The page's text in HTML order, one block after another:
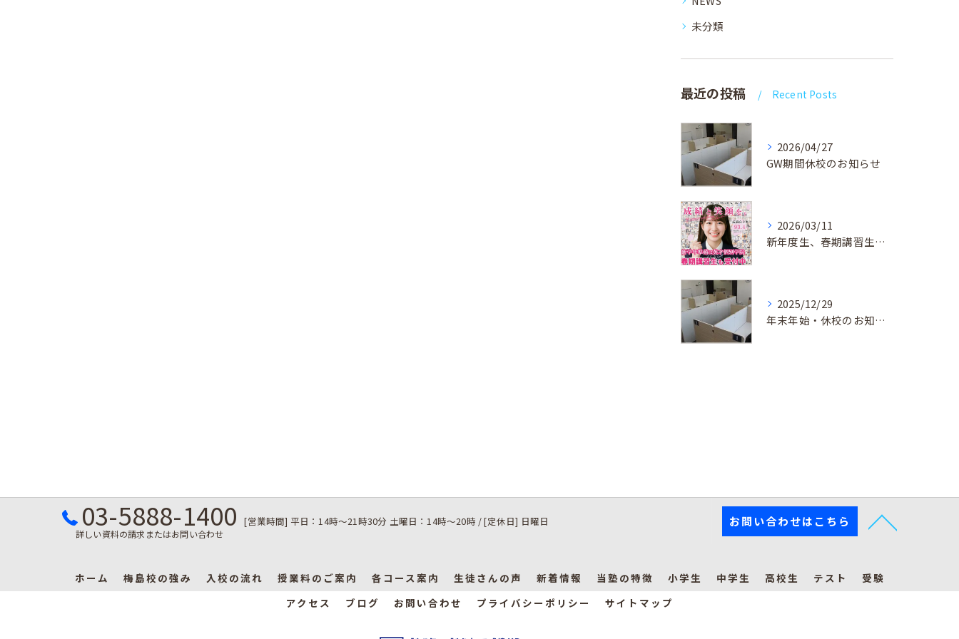
未分類
最近の投稿 Recent Posts
2026/04/27
GW期間休校のお知らせ
2026/03/11
新年度生、春期講習生 受付中！
2025/12/29
年末年始・休校のお知らせ
03-5888-1400
詳しい資料の請求またはお問い合わせ
[営業時間] 平日：14時～21時30分 土曜日：14時～20時 / [定休日] 日曜日 お問い合わせはこちら
ホーム 梅島校の強み 入校の流れ 授業料のご案内 各コース案内 生徒さんの声 新着情報 当塾の特徴 小学生 中学生 高校生 テスト
受験
アクセス
ブログ お問い合わせ プライバシーポリシー サイトマップ